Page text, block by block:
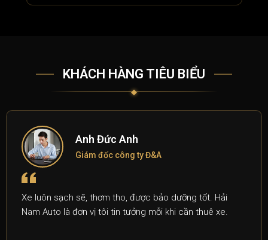
KHÁCH HÀNG TIÊU BIỂU
Anh Đức Anh
Giám đốc công ty Đ&A
Xe luôn sạch sẽ, thơm tho, được bảo dưỡng tốt. Hải
Nam Auto là đơn vị tôi tin tưởng mỗi khi cần thuê xe.